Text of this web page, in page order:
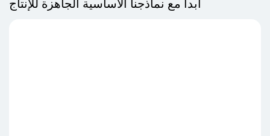
ابدأ مع نماذجنا الأساسية الجاهزة للإنتاج